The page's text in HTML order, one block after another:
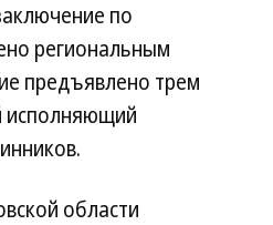
по
региональным
предъявлено трем
исполняющий
области